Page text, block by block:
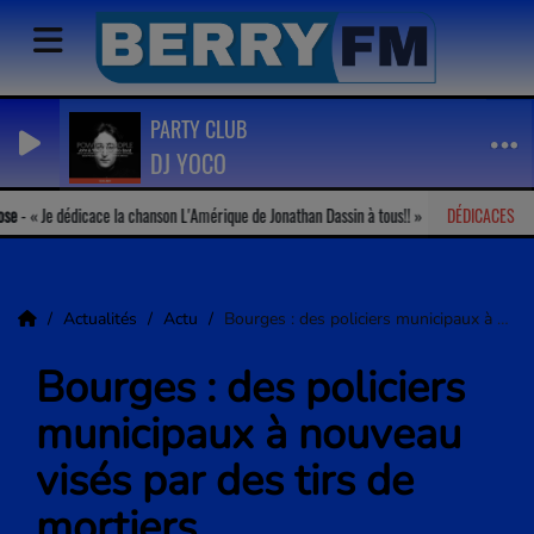
PARTY CLUB
DJ YOCO
DÉDICACES
Je dédicace la chanson L'Amérique de Jonathan Dassin à tous!!
Actualités Actu Bourges : des policiers municipaux à nouveau visés par des tirs de mortiers
Bourges : des policiers
municipaux à nouveau
visés par des tirs de